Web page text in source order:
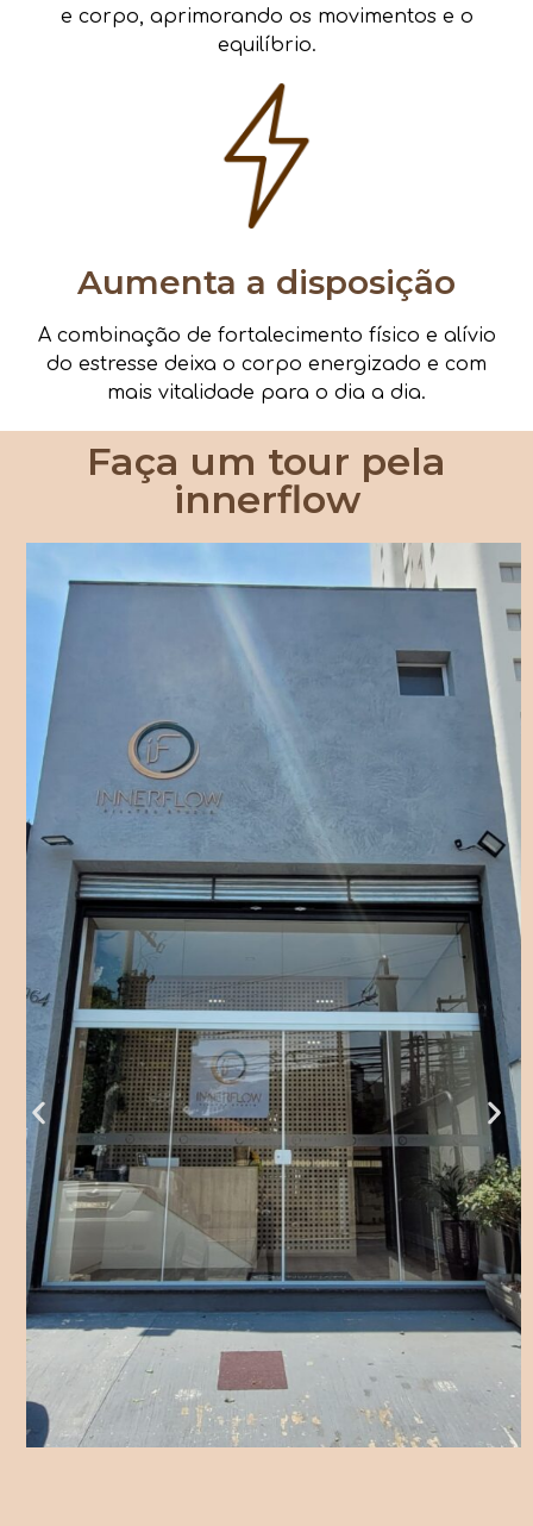
e corpo, aprimorando os movimentos e o
equilíbrio.
Aumenta a disposição
A combinação de fortalecimento físico e alívio
do estresse deixa o corpo energizado e com
mais vitalidade para o dia a dia.
Faça um tour pela
innerflow